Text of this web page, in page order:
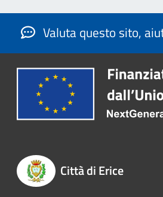
Valuta questo sito,
Città di Erice